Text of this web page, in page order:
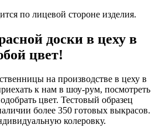
по лицевой стороне изделия.
доски в цеху в
цвет!
на производстве в цеху в
к нам в шоу-рум, посмотреть
цвет. Тестовый образец
более 350 готовых выкрасов.
колеровку.